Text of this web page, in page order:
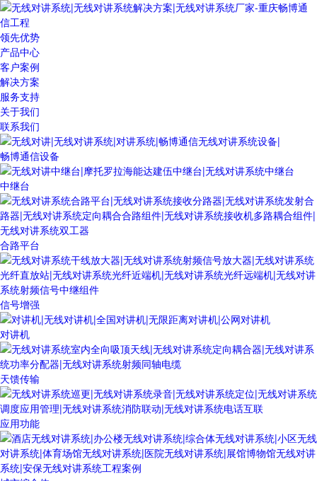
领先优势
产品中心
客户案例
解决方案
服务支持
关于我们
联系我们
畅博通信设备
中继台
合路平台
信号增强
对讲机
天馈传输
应用功能